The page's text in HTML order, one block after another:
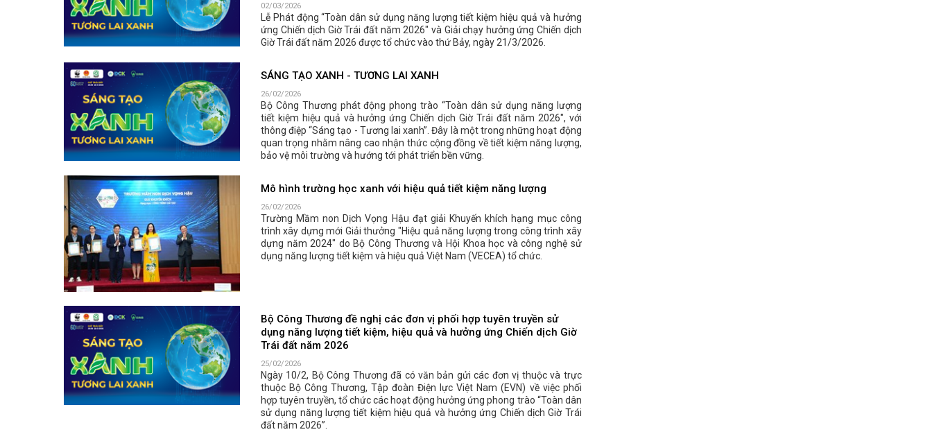
02/03/2026
Lễ Phát động “Toàn dân sử dụng năng lượng tiết kiệm hiệu quả và hưởng
ứng Chiến dịch Giờ Trái đất năm 2026" và Giải chạy hưởng ứng Chiến dịch
Giờ Trái đất năm 2026 được tổ chức vào thứ Bảy, ngày 21/3/2026.
SÁNG TẠO XANH - TƯƠNG LAI XANH
26/02/2026
Bộ Công Thương phát động phong trào “Toàn dân sử dụng năng lượng
tiết kiệm hiệu quả và hưởng ứng Chiến dịch Giờ Trái đất năm 2026", với
thông điệp “Sáng tạo - Tương lai xanh”. Đây là một trong những hoạt động
quan trọng nhằm nâng cao nhận thức cộng đồng về tiết kiệm năng lượng,
bảo vệ môi trường và hướng tới phát triển bền vững.
Mô hình trường học xanh với hiệu quả tiết kiệm năng lượng
26/02/2026
Trường Mầm non Dịch Vọng Hậu đạt giải Khuyến khích hạng mục công
trình xây dựng mới Giải thưởng "Hiệu quả năng lượng trong công trình xây
dựng năm 2024" do Bộ Công Thương và Hội Khoa học và công nghệ sử
dụng năng lượng tiết kiệm và hiệu quả Việt Nam (VECEA) tổ chức.
Bộ Công Thương đề nghị các đơn vị phối hợp tuyên truyền sử
dụng năng lượng tiết kiệm, hiệu quả và hưởng ứng Chiến dịch Giờ
Trái đất năm 2026
25/02/2026
Ngày 10/2, Bộ Công Thương đã có văn bản gửi các đơn vị thuộc và trực
thuộc Bộ Công Thương, Tập đoàn Điện lực Việt Nam (EVN) về việc phối
hợp tuyên truyền, tổ chức các hoạt động hưởng ứng phong trào “Toàn dân
sử dụng năng lượng tiết kiệm hiệu quả và hưởng ứng Chiến dịch Giờ Trái
đất năm 2026”.